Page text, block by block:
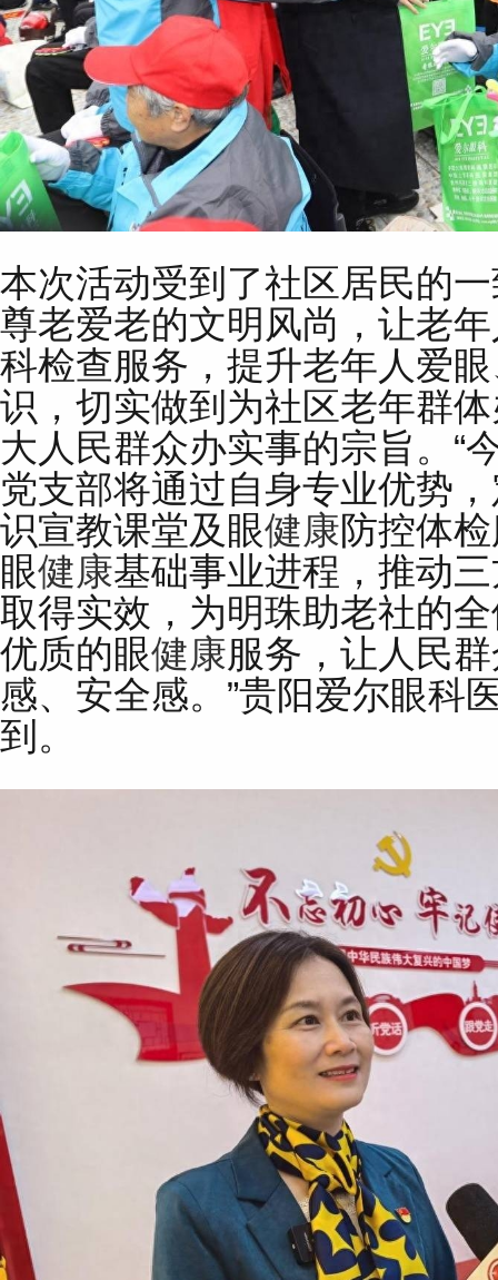
本次活动受到了社区居民的
尊老爱老的文明风尚，让老
科检查服务，提升老年人爱
识，切实做到为社区老年群
大人民群众办实事的宗旨。“
党支部将通过自身专业优势
识宣教课堂及眼健康防控体
眼健康基础事业进程，推动
取得实效，为明珠助老社的
优质的眼健康服务，让人民
感、安全感。”贵阳爱尔眼科
到。